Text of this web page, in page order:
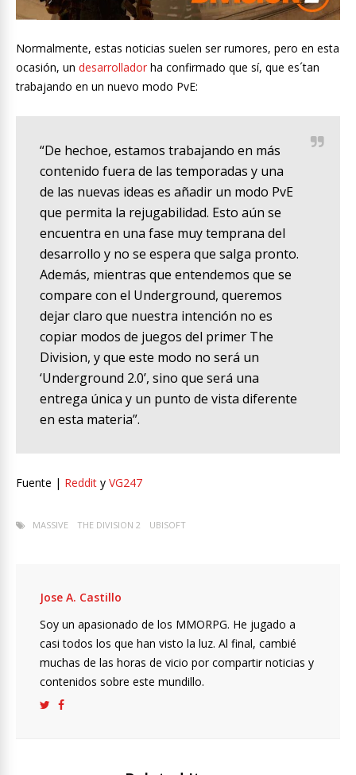
Normalmente, estas noticias suelen ser rumores, pero en esta
ocasión, un desarrollador ha confirmado que sí, que es´tan
trabajando en un nuevo modo PvE:
“De hechoe, estamos trabajando en más
contenido fuera de las temporadas y una
de las nuevas ideas es añadir un modo PvE
que permita la rejugabilidad. Esto aún se
encuentra en una fase muy temprana del
desarrollo y no se espera que salga pronto.
Además, mientras que entendemos que se
compare con el Underground, queremos
dejar claro que nuestra intención no es
copiar modos de juegos del primer The
Division, y que este modo no será un
‘Underground 2.0’, sino que será una
entrega única y un punto de vista diferente
en esta materia”.
Fuente | Reddit y VG247
MASSIVE THE DIVISION 2 UBISOFT
Jose A. Castillo
Soy un apasionado de los MMORPG. He jugado a
casi todos los que han visto la luz. Al final, cambié
muchas de las horas de vicio por compartir noticias y
contenidos sobre este mundillo.